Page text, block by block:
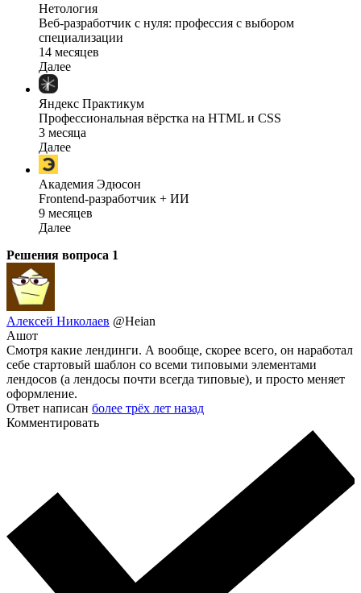
Нетология
Веб-разработчик с нуля: профессия с выбором
специализации
14 месяцев
Далее
Яндекс Практикум
Профессиональная вёрстка на HTML и CSS
3 месяца
Далее
Академия Эдюсон
Frontend-разработчик + ИИ
9 месяцев
Далее
Решения вопроса 1
Алексей Николаев @Heian
Ашот
Смотря какие лендинги. А вообще, скорее всего, он наработал
себе стартовый шаблон со всеми типовыми элементами
лендосов (а лендосы почти всегда типовые), и просто меняет
оформление.
Ответ написан более трёх лет назад
Комментировать